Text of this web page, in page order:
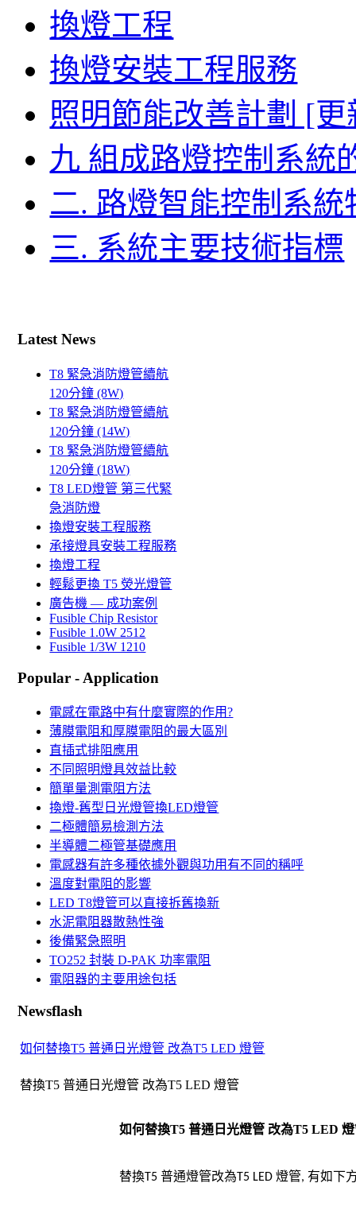
換燈工程
換燈安裝工程服務
照明節能改善計劃 [
九 組成路燈控制系統
二. 路燈智能控制系統
三. 系統主要技術指標
Latest News
T8 緊急消防燈管續航
120分鐘 (8W)
T8 緊急消防燈管續航
120分鐘 (14W)
T8 緊急消防燈管續航
120分鐘 (18W)
T8 LED燈管 第三代緊
急消防燈
換燈安裝工程服務
承接燈具安裝工程服務
換燈工程
輕鬆更換 T5 熒光燈管
廣告機 — 成功案例
Fusible Chip Resistor
Fusible 1.0W 2512
Fusible 1/3W 1210
Popular - Application
電感在電路中有什麼實際的作用?
薄膜電阻和厚膜電阻的最大區別
直插式排阻應用
不同照明燈具效益比較
簡單量測電阻方法
換燈-舊型日光燈管換LED燈管
二極體簡易檢測方法
半導體二極管基礎應用
電感器有許多種依據外觀與功用有不同的稱呼
溫度對電阻的影響
LED T8燈管可以直接拆舊換新
水泥電阻器散熱性強
後備緊急照明
TO252 封裝 D-PAK 功率電阻
電阻器的主要用途包括
Newsflash
如何替換T5 普通日光燈管 改為T5 LED 燈管
替換T5 普通日光燈管 改為T5 LED 燈管
如何替換T5普通日光燈管 改為T5 LED
替換T5普通燈管改為T5 LED燈管, 有如下